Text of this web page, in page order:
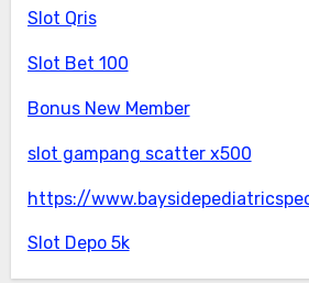
Slot Qris
Slot Bet 100
Bonus New Member
slot gampang scatter x500
https://
Slot Depo 5k